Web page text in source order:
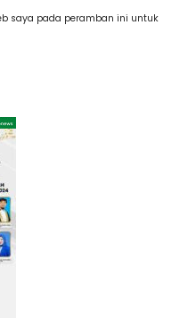
saya pada peramban ini untuk